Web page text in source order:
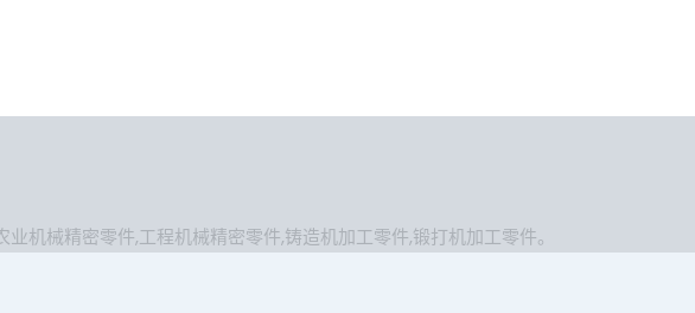
业机械精密零件,工程机械精密零件,铸造机加工零件,锻打机加工零件。